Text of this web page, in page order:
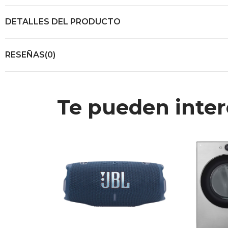
DETALLES DEL PRODUCTO
RESEÑAS(0)
Te pueden